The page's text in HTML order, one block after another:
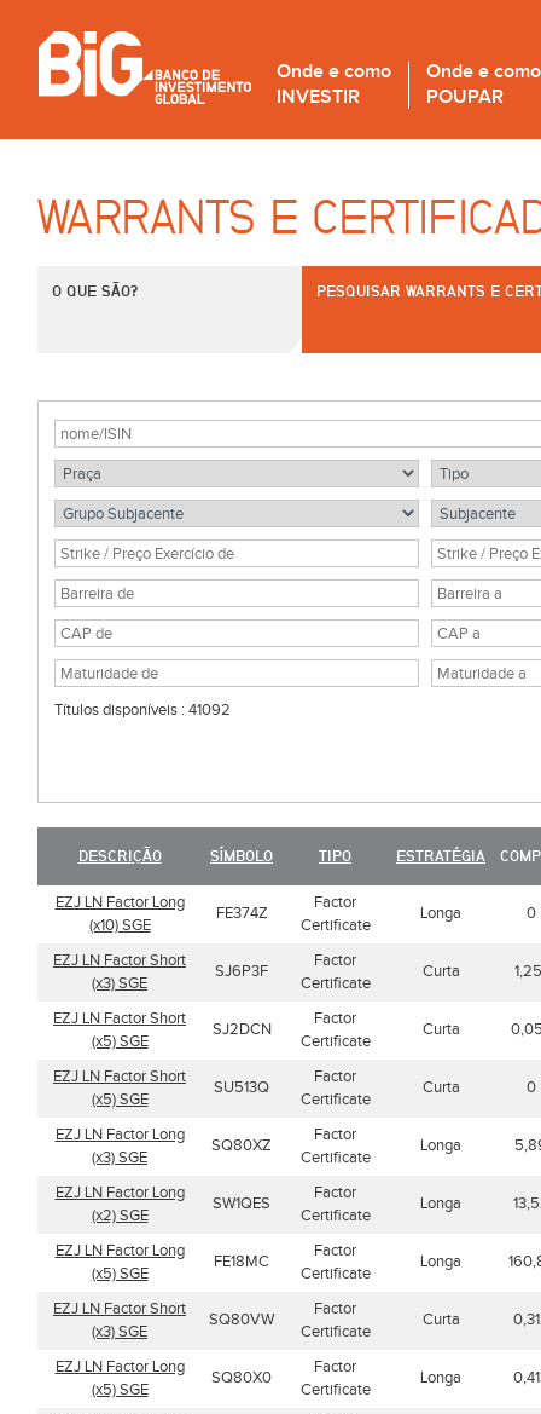
Onde e como
INVESTIR
Onde e como
POUPAR
WARRANTS E
O QUE SÃO? PESQUISAR WARRANTS E
Títulos disponíveis : 41092
DESCRIÇÃO SÍMBOLO TIPO ESTRATÉGIA
EZJ LN Factor Long
(x10) SGE
FE374Z
Factor
Certificate
Longa 0
EZJ LN Factor Short
(x3) SGE
SJ6P3F
Factor
Certificate
Curta
EZJ LN Factor Short
(x5) SGE
SJ2DCN
Factor
Certificate
Curta
EZJ LN Factor Short
(x5) SGE
SU513Q
Factor
Certificate
Curta 0
EZJ LN Factor Long
(x3) SGE
SQ80XZ
Factor
Certificate
Longa
EZJ LN Factor Long
(x2) SGE
SW1QES
Factor
Certificate
Longa
EZJ LN Factor Long
(x5) SGE
FE18MC
Factor
Certificate
Longa
EZJ LN Factor Short
(x3) SGE
SQ80VW
Factor
Certificate
Curta
EZJ LN Factor Long
(x5) SGE
SQ80X0
Factor
Certificate
Longa